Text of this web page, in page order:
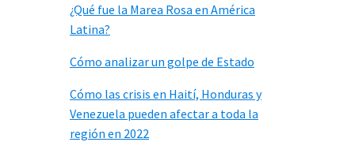
¿Qué fue la Marea Rosa en América
Latina?
Cómo analizar un golpe de Estado
Cómo las crisis en Haití, Honduras y
Venezuela pueden afectar a toda la
región en 2022